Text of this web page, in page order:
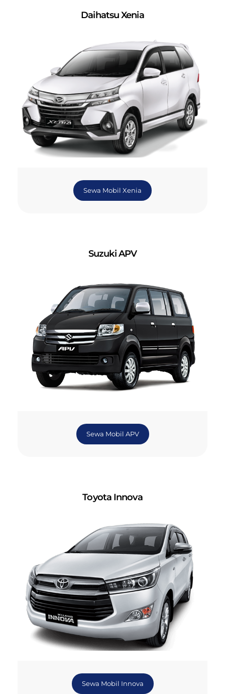
Daihatsu Xenia
Sewa Mobil Xenia
Suzuki APV
Sewa Mobil APV
Toyota Innova
Sewa Mobil Innova